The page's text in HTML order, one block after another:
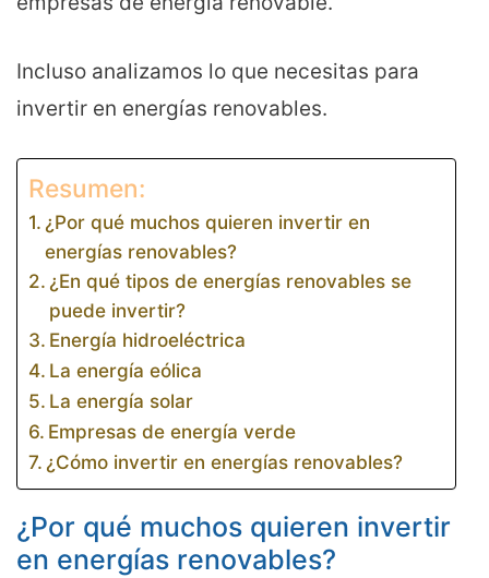
Incluso analizamos lo que necesitas para
invertir en energías renovables.
Resumen:
¿Por qué muchos quieren invertir en
energías renovables?
¿En qué tipos de energías renovables se
puede invertir?
Energía hidroeléctrica
La energía eólica
La energía solar
Empresas de energía verde
¿Cómo invertir en energías renovables?
¿Por qué muchos quieren invertir
en energías renovables?